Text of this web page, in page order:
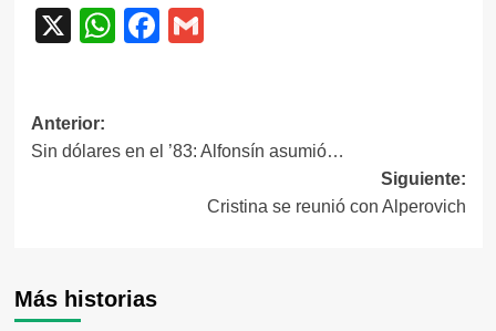
X WhatsApp
Facebook
Gmail
Navegación
de
Anterior:
Sin dólares en el ’83: Alfonsín asumió…
Siguiente:
Cristina se reunió con Alperovich
Más historias